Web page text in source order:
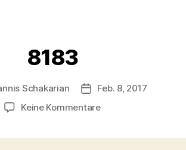
8183
Schakarian
Feb. 8, 2017
Keine Kommentarezu